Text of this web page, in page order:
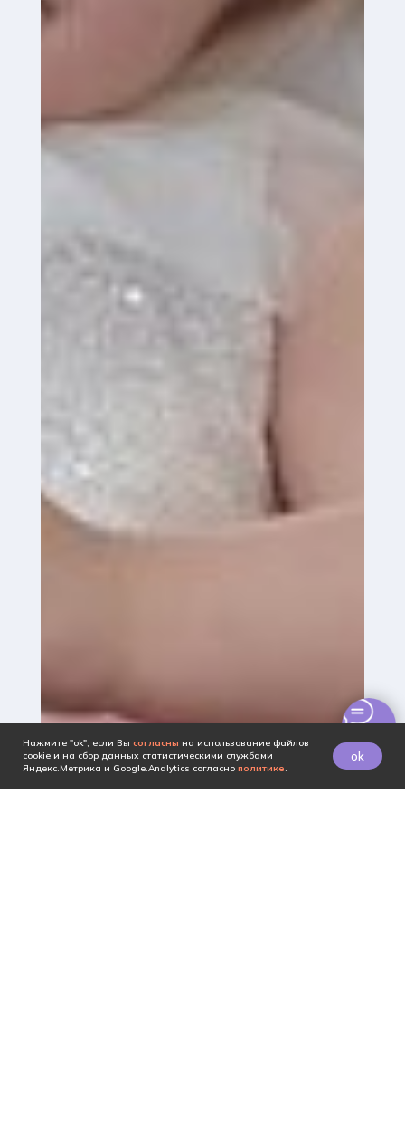
Нажмите "ok", если Вы согласны на использование файлов
cookie и на сбор данных статистическими службами
Яндекс.Метрика и Google.Analytics согласно политике.
ok